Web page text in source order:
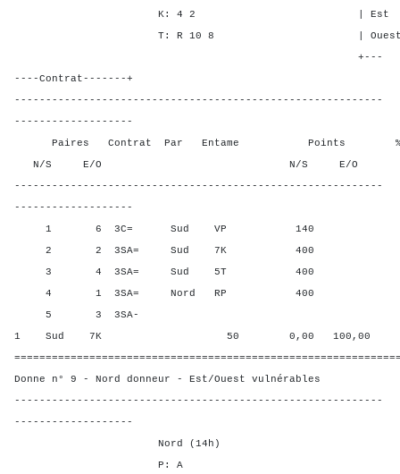
K: 4 2 | Est - -
T: R 10 8 | Ouest -
+---
----Contrat-------+
-----------------------------------------------------------
-------------------
Paires Contrat Par Entame Points %
N/S E/O N/S E/O N/
-----------------------------------------------------------
-------------------
1 6 3C= Sud VP 140
2 2 3SA= Sud 7K 400
3 4 3SA= Sud 5T 400
4 1 3SA= Nord RP 400
5 3 3SA-
1 Sud 7K 50 0,00 100,00
Donne n° 9 - Nord donneur - Est/Ouest vulnérables
-----------------------------------------------------------
-------------------
Nord (14h)
P: A